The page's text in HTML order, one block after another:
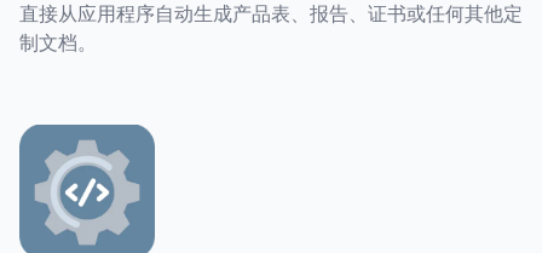
直接从应用程序自动生成产品表、报告、证书或任何其他定
制文档。